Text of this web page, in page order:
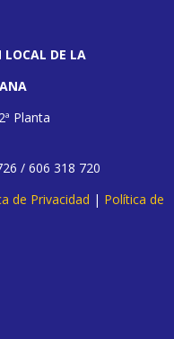
LOCAL DE LA
Planta
/ 606 318 720
de Privacidad | Política de